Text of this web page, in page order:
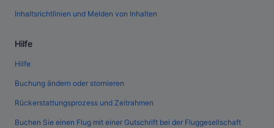
Inhaltsrichtlinien und Melden von Inhalten
Hilfe
Hilfe
Buchung ändern oder stornieren
Rückerstattungsprozess und Zeitrahmen
Buchen Sie einen Flug mit einer Gutschrift bei der Fluggesellschaft